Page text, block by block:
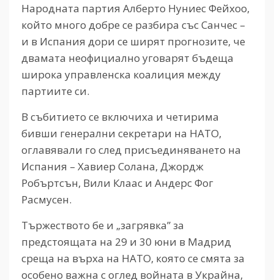
Народната партия Алберто Нуниес Фейхоо,
който много добре се разбира със Санчес –
и в Испания дори се ширят прогнозите, че
двамата неофициално уговарят бъдеща
широка управленска коалиция между
партиите си.
В събитието се включиха и четирима
бивши генерални секретари на НАТО,
оглавявали го след присъединяването на
Испания – Хавиер Солана, Джордж
Робъртсън, Вили Клаас и Андерс Фог
Расмусен.
Тържеството бе и „загрявка” за
предстоящата на 29 и 30 юни в Мадрид
среща на върха на НАТО, която се смята за
особено важна с оглед войната в Украйна,